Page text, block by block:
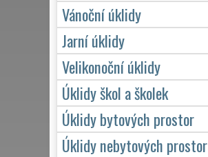
Vánoční úklidy
Jarní úklidy
Velikonoční úklidy
Úklidy škol a školek
Úklidy bytových prostor
Úklidy nebytových prostor